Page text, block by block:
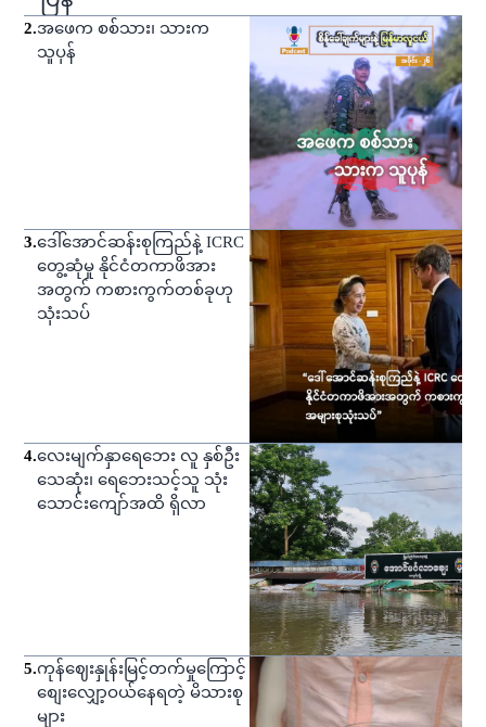
2.အဖေက စစ်သား၊ သားက
သူပုန်
3.ဒေါ်အောင်ဆန်းစုကြည်နဲ့ ICRC
တွေ့ဆုံမှု နိုင်ငံတကာဖိအား
အတွက် ကစားကွက်တစ်ခုဟု
သုံးသပ်
4.လေးမျက်နှာရေဘေး လူ နှစ်ဦး
သေဆုံး၊ ရေဘေးသင့်သူ သုံး
သောင်းကျော်အထိ ရှိလာ
5.ကုန်ဈေးနှုန်းမြင့်တက်မှုကြောင့်
စျေးလျှော့ဝယ်နေရတဲ့ မိသားစု
များ